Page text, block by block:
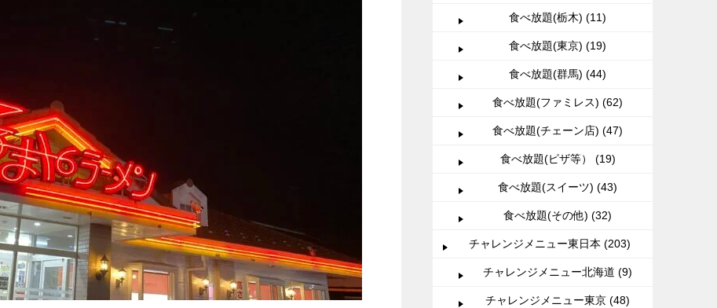
食べ放題(栃木) (11)
食べ放題(東京) (19)
食べ放題(群馬) (44)
食べ放題(ファミレス) (62)
食べ放題(チェーン店) (47)
食べ放題(ピザ等） (19)
食べ放題(スイーツ) (43)
食べ放題(その他) (32)
チャレンジメニュー東日本 (203)
チャレンジメニュー北海道 (9)
チャレンジメニュー東京 (48)